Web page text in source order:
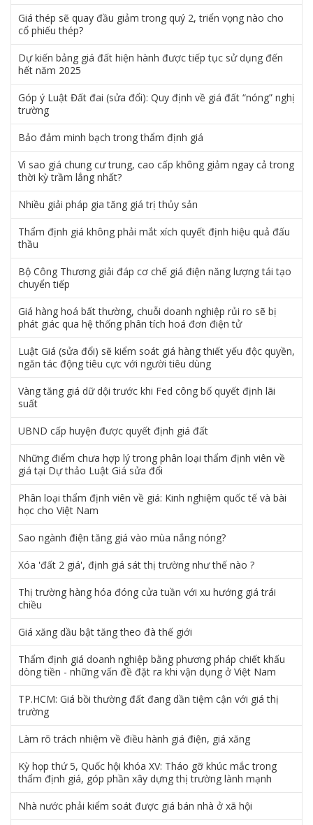
Giá thép sẽ quay đầu giảm trong quý 2, triển vọng nào cho
cổ phiếu thép?
Dự kiến bảng giá đất hiện hành được tiếp tục sử dụng đến
hết năm 2025
Góp ý Luật Đất đai (sửa đổi): Quy định về giá đất “nóng” nghị
trường
Bảo đảm minh bạch trong thẩm định giá
Vì sao giá chung cư trung, cao cấp không giảm ngay cả trong
thời kỳ trầm lắng nhất?
Nhiều giải pháp gia tăng giá trị thủy sản
Thẩm định giá không phải mắt xích quyết định hiệu quả đấu
thầu
Bộ Công Thương giải đáp cơ chế giá điện năng lượng tái tạo
chuyển tiếp
Giá hàng hoá bất thường, chuỗi doanh nghiệp rủi ro sẽ bị
phát giác qua hệ thống phân tích hoá đơn điện tử
Luật Giá (sửa đổi) sẽ kiểm soát giá hàng thiết yếu độc quyền,
ngăn tác động tiêu cực với người tiêu dùng
Vàng tăng giá dữ dội trước khi Fed công bố quyết định lãi
suất
UBND cấp huyện được quyết định giá đất
Những điểm chưa hợp lý trong phân loại thẩm định viên về
giá tại Dự thảo Luật Giá sửa đổi
Phân loại thẩm định viên về giá: Kinh nghiệm quốc tế và bài
học cho Việt Nam
Sao ngành điện tăng giá vào mùa nắng nóng?
Xóa 'đất 2 giá', định giá sát thị trường như thế nào ?
Thị trường hàng hóa đóng cửa tuần với xu hướng giá trái
chiều
Giá xăng dầu bật tăng theo đà thế giới
Thẩm định giá doanh nghiệp bằng phương pháp chiết khấu
dòng tiền - những vấn đề đặt ra khi vận dụng ở Việt Nam
TP.HCM: Giá bồi thường đất đang dần tiệm cận với giá thị
trường
Làm rõ trách nhiệm về điều hành giá điện, giá xăng
Kỳ họp thứ 5, Quốc hội khóa XV: Tháo gỡ khúc mắc trong
thẩm định giá, góp phần xây dựng thị trường lành mạnh
Nhà nước phải kiểm soát được giá bán nhà ở xã hội